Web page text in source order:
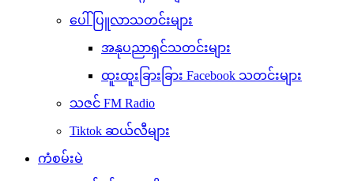
ပေါ်ပြူလာသတင်းများ
အနုပညာရှင်သတင်းများ
ထူးထူးခြားခြား Facebook သတင်းများ
သဇင် FM Radio
Tiktok ဆယ်လီများ
ကံစမ်းမဲ